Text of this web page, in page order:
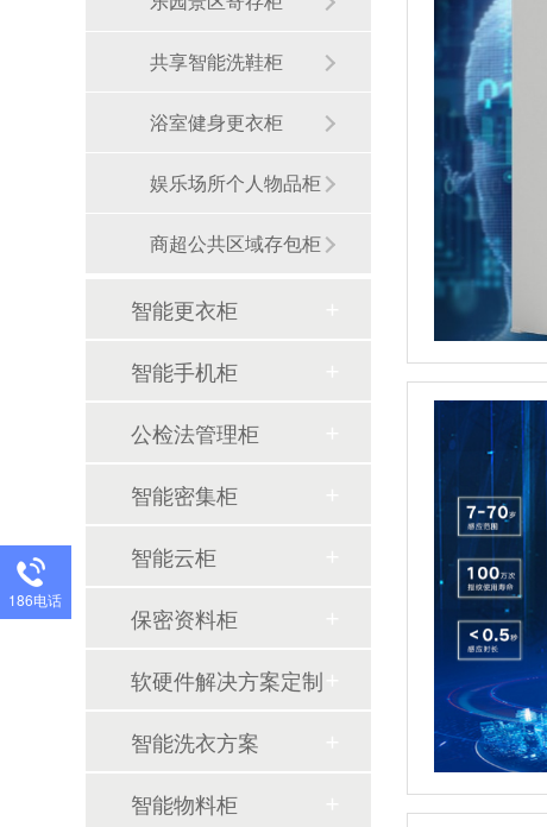
共享智能洗鞋柜
浴室健身更衣柜
娱乐场所个人物品柜
商超公共区域存包柜
智能更衣柜
智能手机柜
公检法管理柜
智能密集柜
智能云柜
保密资料柜
软硬件解决方案定制
智能洗衣方案
智能物料柜
嘉易特品牌故事
frid智能储物柜-嘉易特
如何正确使用智能手机柜
186电话